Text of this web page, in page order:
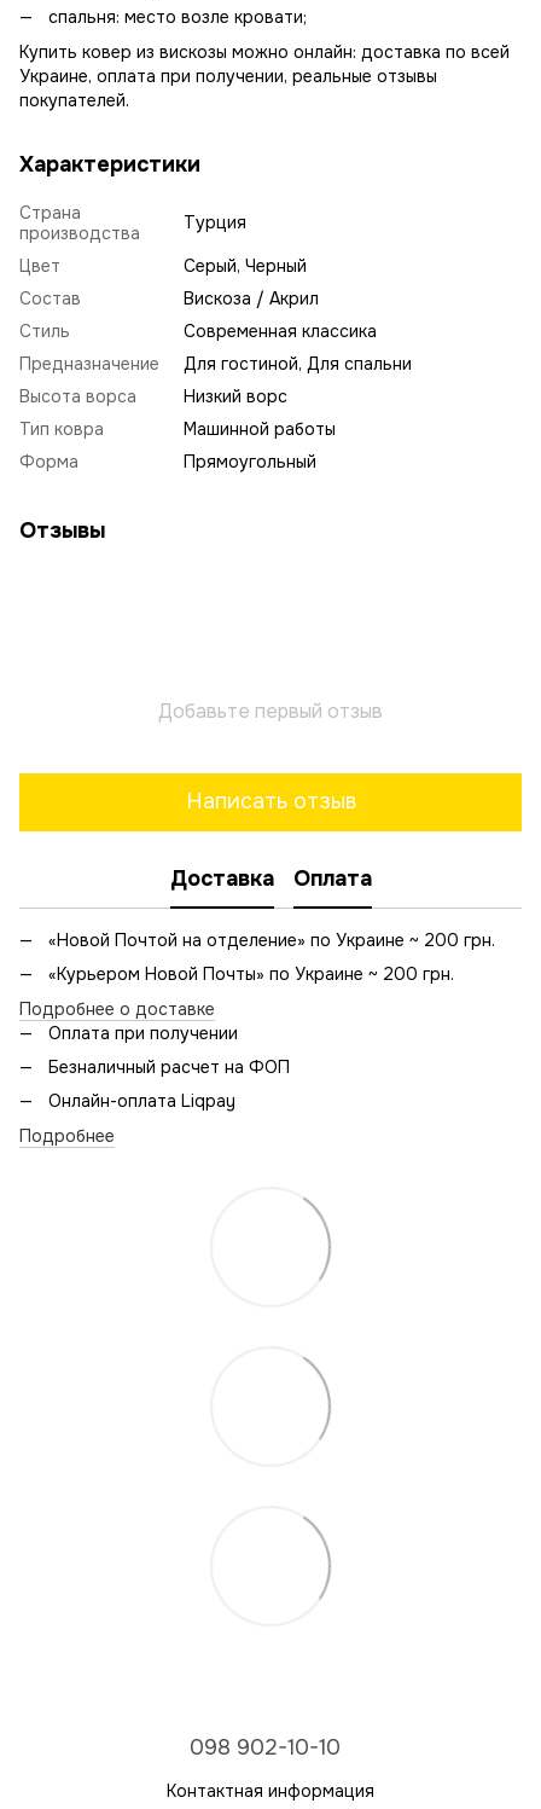
спальня: место возле кровати;
Купить ковер из вискозы можно онлайн: доставка по всей
Украине, оплата при получении, реальные отзывы
покупателей.
Характеристики
Страна
производства
Турция
Цвет
Серый, Черный
Состав
Вискоза / Акрил
Стиль
Современная классика
Предназначение
Для гостиной, Для спальни
Высота ворса
Низкий ворс
Тип ковра
Машинной работы
Форма
Прямоугольный
Отзывы
Добавьте первый отзыв
Написать отзыв
Доставка Оплата
«Новой Почтой на отделение» по Украине ~ 200 грн.
«Курьером Новой Почты» по Украине ~ 200 грн.
Подробнее о доставке
Оплата при получении
Безналичный расчет на ФОП
Онлайн-оплата Liqpay
Подробнее
098 902-10-10
Контактная информация